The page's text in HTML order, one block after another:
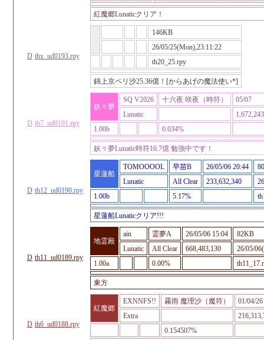
紅魔郷Lunaticクリア！
D thx_ud0193.rpy
146KB
26/05/25(Mon),23:11:22
th20_25.rpy
錦上京ペリ沙25.36億！[からあげの魔法使い*]
D th7_ud0191.rpy
妖々夢
SQ V2026 十六夜 咲夜（時符）
05/07
Lunatic
1.00b
0.034%
妖々夢Lunatic時符16.7億 勉強中です！
D th12_ud0190.rpy
星蓮船
TOMOOOOL 早苗B 26/05/06 20:44
Lunatic
All Clear 233,632,340
1.00b
5.17%
星蓮船Lunaticクリア!!!
D th11_ud0189.rpy
地霊殿
ain 霊夢A 26/05/06 15:04
82KB
Lunatic
All Clear 668,483,130
26/05/
1.00a
0.00%
東方
D th6_ud0188.rpy
紅魔郷
EXNNFS!! 霧雨 魔理沙（魔符）
01/04/26
Extra
0.154507%